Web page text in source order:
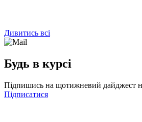
Дивитись всі
Будь в курсі
Підпишись на щотижневий дайджест
Підписатися